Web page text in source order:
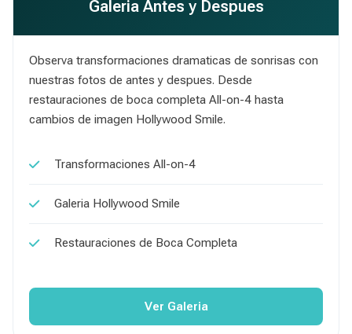
Galeria Antes y Despues
Observa transformaciones dramaticas de sonrisas con
nuestras fotos de antes y despues. Desde
restauraciones de boca completa All-on-4 hasta
cambios de imagen Hollywood Smile.
Transformaciones All-on-4
Galeria Hollywood Smile
Restauraciones de Boca Completa
Ver Galeria